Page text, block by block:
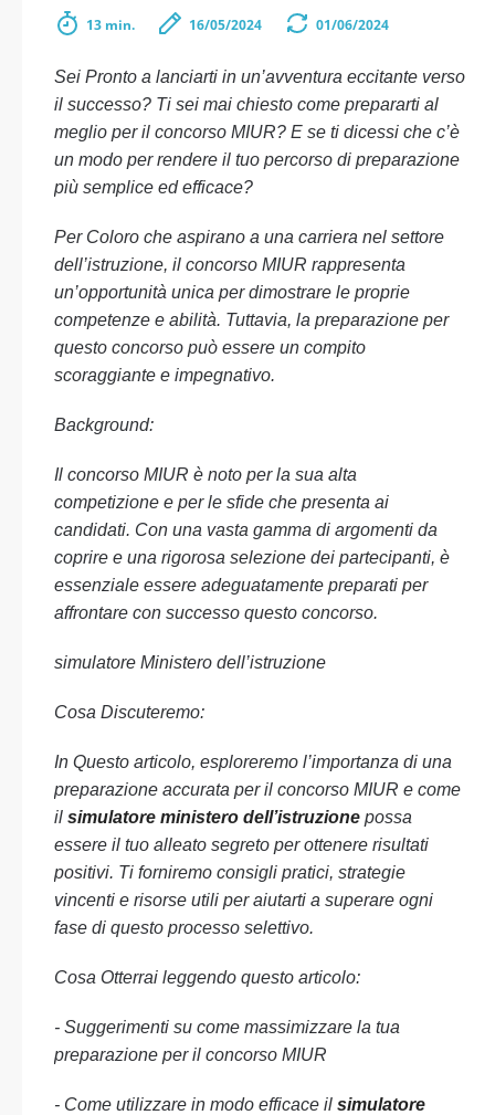
13 min. 16/05/2024 01/06/2024
Sei Pronto a lanciarti in un’avventura eccitante verso
il successo? Ti sei mai chiesto come prepararti al
meglio per il concorso MIUR? E se ti dicessi che c’è
un modo per rendere il tuo percorso di preparazione
più semplice ed efficace?
Per Coloro che aspirano a una carriera nel settore
dell’istruzione, il concorso MIUR rappresenta
un’opportunità unica per dimostrare le proprie
competenze e abilità. Tuttavia, la preparazione per
questo concorso può essere un compito
scoraggiante e impegnativo.
Background:
Il concorso MIUR è noto per la sua alta
competizione e per le sfide che presenta ai
candidati. Con una vasta gamma di argomenti da
coprire e una rigorosa selezione dei partecipanti, è
essenziale essere adeguatamente preparati per
affrontare con successo questo concorso.
simulatore Ministero dell’istruzione
Cosa Discuteremo:
In Questo articolo, esploreremo l’importanza di una
preparazione accurata per il concorso MIUR e come
il simulatore ministero dell’istruzione possa
essere il tuo alleato segreto per ottenere risultati
positivi. Ti forniremo consigli pratici, strategie
vincenti e risorse utili per aiutarti a superare ogni
fase di questo processo selettivo.
Cosa Otterrai leggendo questo articolo:
- Suggerimenti su come massimizzare la tua
preparazione per il concorso MIUR
- Come utilizzare in modo efficace il simulatore